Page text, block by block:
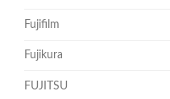
Fujifilm
Fujikura
FUJITSU